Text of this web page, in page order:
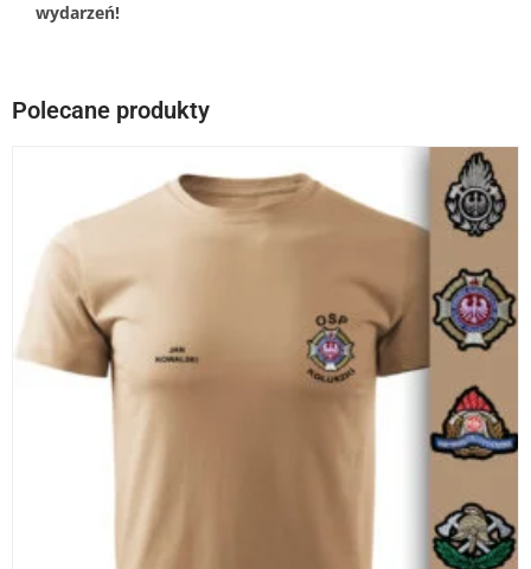
wydarzeń!
Polecane produkty